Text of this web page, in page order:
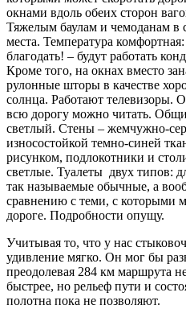
окнами вдоль обеих сторон
Тяжелым баулам и чемоданам в
места. Температура
благодать! – будут работать
Кроме того, на окнах вместо
рулонные шторы в качестве
солнца. Работают телевизоры.
всю дорогу можно читать.
светлый. Стены – жемчужно-
износостойкой темно-синей
рисунком, подлокотники и
светлые. Туалеты двух типов:
так называемые обычные, а
сравнению с теми, с которыми
дороге. Подробности опущу.
Учитывая то, что у нас
удивление мягко. Он мог бы
преодолевая 284 км маршрута
быстрее, но рельеф пути и
полотна пока не позволяют.